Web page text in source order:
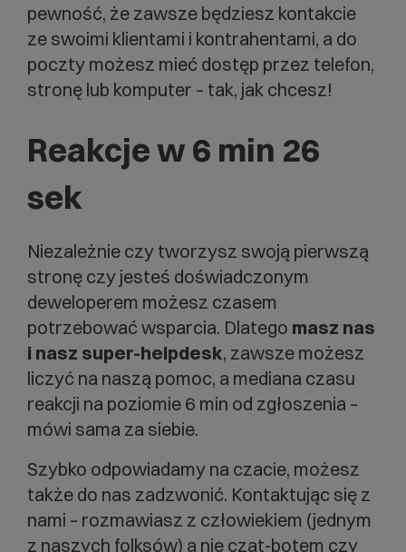
pewność, że zawsze będziesz kontakcie
ze swoimi klientami i kontrahentami, a do
poczty możesz mieć dostęp przez telefon,
stronę lub komputer – tak, jak chcesz!
Reakcje w 6 min 26
sek
Niezależnie czy tworzysz swoją pierwszą
stronę czy jesteś doświadczonym
deweloperem możesz czasem
potrzebować wsparcia. Dlatego masz nas
i nasz super-helpdesk, zawsze możesz
liczyć na naszą pomoc, a mediana czasu
reakcji na poziomie 6 min od zgłoszenia –
mówi sama za siebie.
Szybko odpowiadamy na czacie, możesz
także do nas zadzwonić. Kontaktując się z
nami – rozmawiasz z człowiekiem (jednym
z naszych folksów) a nie czat-botem czy